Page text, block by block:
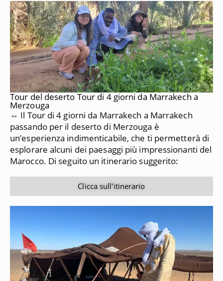
Tour del deserto Tour di 4 giorni da Marrakech a
Merzouga
⇔ Il Tour di 4 giorni da Marrakech a Marrakech
passando per il deserto di Merzouga è
un’esperienza indimenticabile, che ti permetterà di
esplorare alcuni dei paesaggi più impressionanti del
Marocco. Di seguito un itinerario suggerito:
Clicca sull'itinerario